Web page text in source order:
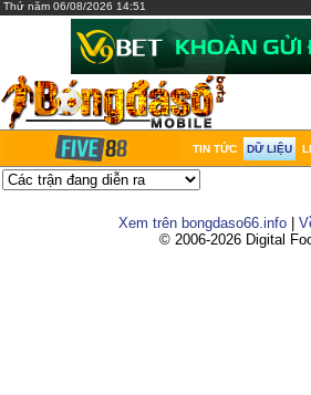
Thứ năm 06/08/2026 14:51
TIN TỨC DỮ LIỆU
Xem trên bongdaso66.info
© 2006-2026 Digital